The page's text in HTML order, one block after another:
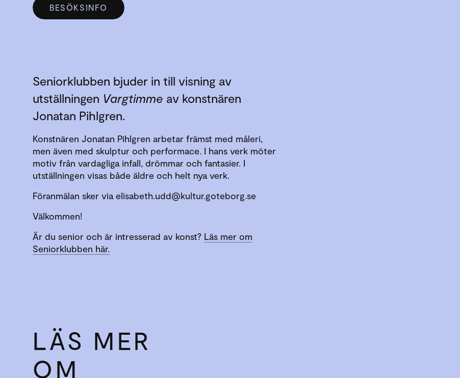
BESÖKSINFO
Seniorklubben bjuder in till visning av
utställningen Vargtimme av konstnären
Jonatan Pihlgren.
Konstnären Jonatan Pihlgren arbetar främst med måleri,
men även med skulptur och performace. I hans verk möter
motiv från vardagliga infall, drömmar och fantasier. I
utställningen visas både äldre och helt nya verk.
Föranmälan sker via elisabeth.udd@kultur.goteborg.se
Välkommen!
Är du senior och är intresserad av konst? Läs mer om
Seniorklubben här.
LÄS MER
OM